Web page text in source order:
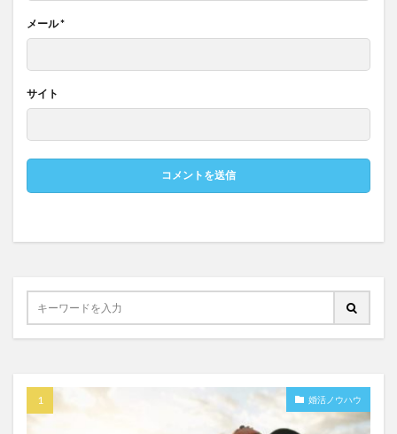
メール*
サイト
婚活ノウハウ